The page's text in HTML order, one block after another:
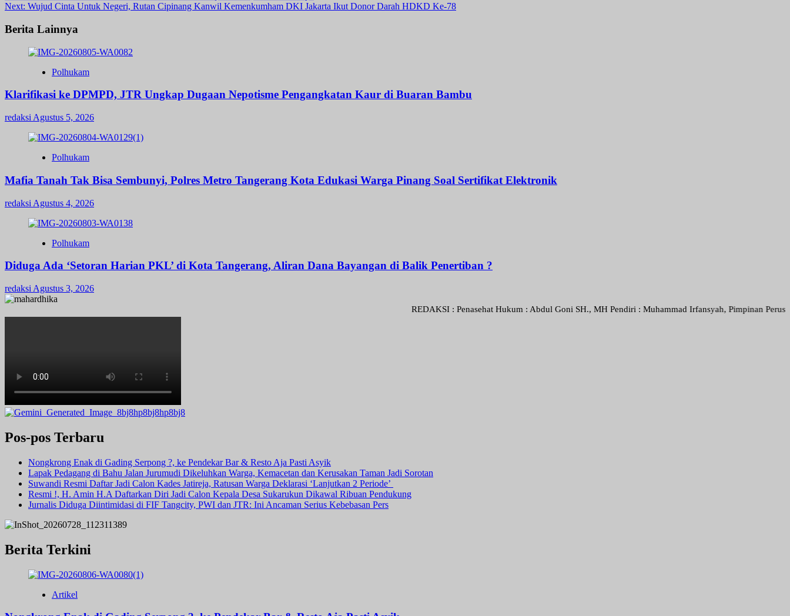
navigation
Next: Wujud Cinta Untuk Negeri, Rutan Cipinang Kanwil Kemenkumham DKI Jakarta Ikut Donor Darah HDKD Ke-78
Berita Lainnya
Polhukam
Klarifikasi ke DPMPD, JTR Ungkap Dugaan Nepotisme Pengangkatan Kaur di Buaran Bambu
redaksi Agustus 5, 2026
Polhukam
Mafia Tanah Tak Bisa Sembunyi, Polres Metro Tangerang Kota Edukasi Warga Pinang Soal Sertifikat Elektronik
redaksi Agustus 4, 2026
Polhukam
Diduga Ada ‘Setoran Harian PKL’ di Kota Tangerang, Aliran Dana Bayangan di Balik Penertiban ?
redaksi Agustus 3, 2026
REDAKSI : Penasehat Hukum : Abdul Goni SH., MH Pendiri : Muhammad Irfansyah, Pimpinan
Pos-pos Terbaru
Nongkrong Enak di Gading Serpong ?, ke Pendekar Bar & Resto Aja Pasti Asyik
Lapak Pedagang di Bahu Jalan Jurumudi Dikeluhkan Warga, Kemacetan dan Kerusakan Taman Jadi Sorotan
Suwandi Resmi Daftar Jadi Calon Kades Jatireja, Ratusan Warga Deklarasi ‘Lanjutkan 2 Periode’
Resmi !, H. Amin H.A Daftarkan Diri Jadi Calon Kepala Desa Sukarukun Dikawal Ribuan Pendukung
Jurnalis Diduga Diintimidasi di FIF Tangcity, PWI dan JTR: Ini Ancaman Serius Kebebasan Pers
Berita Terkini
Artikel